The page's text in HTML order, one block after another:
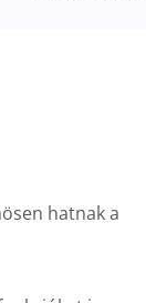
hatnak a